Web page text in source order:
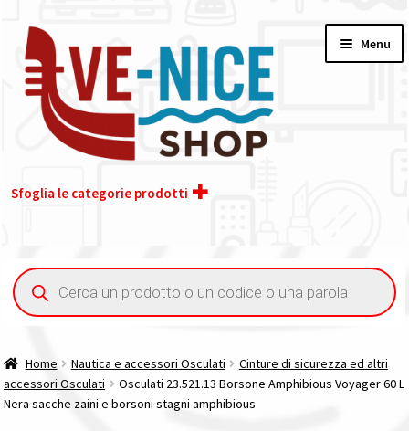
alla
navigazione
contenuto
Menu
Sfoglia le categorie prodotti
Acquisto iva 4% (agevolata)
Contatti
Ricerca
prodotti
Home Nautica e accessori Osculati
Cinture di sicurezza ed altri
accessori Osculati
Osculati 23.521.13 Borsone Amphibious Voyager 60 L
Nera sacche zaini e borsoni stagni amphibious